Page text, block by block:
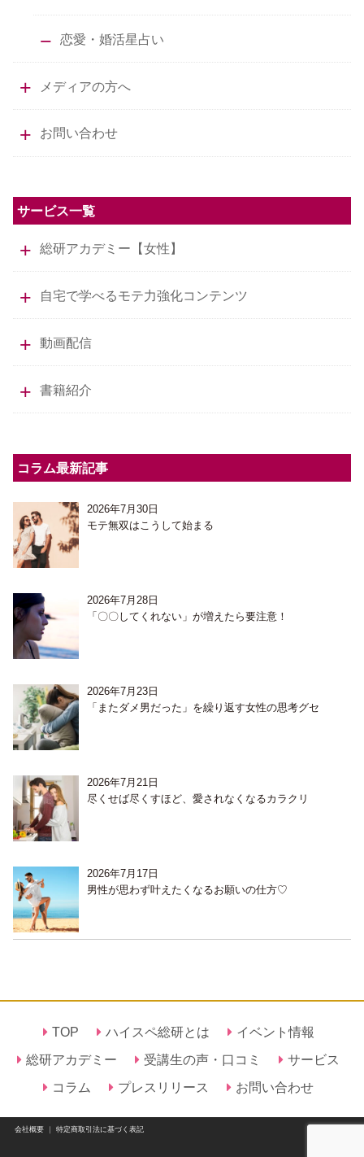
恋愛・婚活星占い
メディアの方へ
お問い合わせ
サービス一覧
総研アカデミー【女性】
自宅で学べるモテ力強化コンテンツ
動画配信
書籍紹介
コラム最新記事
2026年7月30日
モテ無双はこうして始まる
2026年7月28日
「〇〇してくれない」が増えたら要注意！
2026年7月23日
「またダメ男だった」を繰り返す女性の思考グセ
2026年7月21日
尽くせば尽くすほど、愛されなくなるカラクリ
2026年7月17日
男性が思わず叶えたくなるお願いの仕方♡
TOP ハイスペ総研とは
イベント情報
総研アカデミー
受講生の声・口コミ
サービス
コラム
プレスリリース お問い合わせ
会社概要｜ 特定商取引法に基づく表記